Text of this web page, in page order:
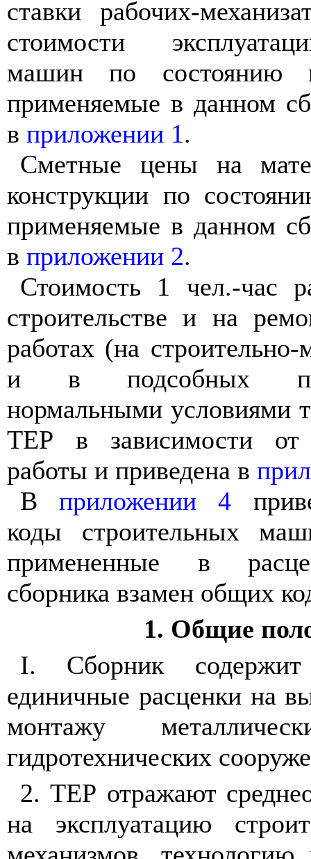
ставки рабочих-
стоимости
машин по состоянию
применяемые в данном
в приложении 1.
Сметные цены на
конструкции по
применяемые в данном
в приложении 2.
Стоимость 1 чел.-час
строительстве и на
работах (на
и в подсобных
нормальными условиями
ТЕР в зависимости от
работы и приведена в
Вприложении 4
коды строительных
примененные в
сборника взамен общих
1. Общие
I. Сборник содержит
единичные расценки на
монтажу
гидротехнических
2. ТЕР отражают
на эксплуатацию